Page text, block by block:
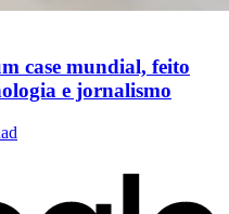
case mundial, feito
e jornalismo